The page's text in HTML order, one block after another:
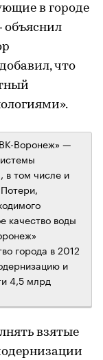
в городе
объяснил
что
Воронеж» —
в том числе и
качество воды
города в 2012
и
4,5 млрд
взятые